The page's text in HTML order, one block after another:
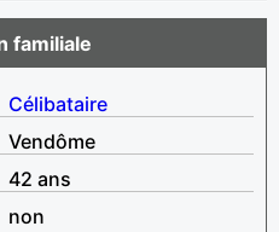
familiale
Célibataire
Vendôme
42 ans
non